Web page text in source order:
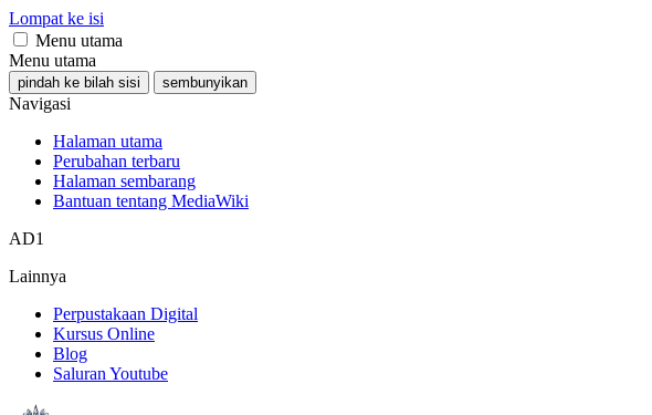
Lompat ke isi
Menu utama
Menu utama
pindah ke bilah sisi sembunyikan
Navigasi
Halaman utama
Perubahan terbaru
Halaman sembarang
Bantuan tentang MediaWiki
AD1
Lainnya
Perpustakaan Digital
Kursus Online
Blog
Saluran Youtube